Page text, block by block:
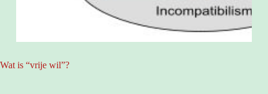
Wat is “vrije wil”?